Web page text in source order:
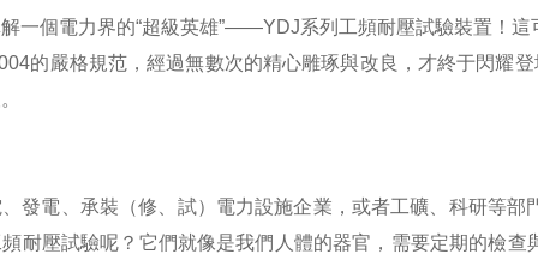
一個電力界的“超級英雄”——YDJ系列工頻耐壓試驗裝置！
的嚴格規范，經過無數次的精心雕琢與改良，才終于閃耀
發電、承裝（修、試）電力設施企業，或者工礦、科研等
耐壓試驗呢？它們就像是我們人體的器官，需要定期的檢